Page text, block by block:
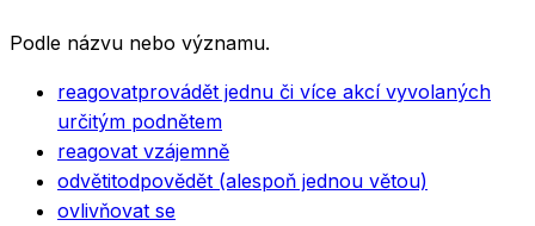
Podle názvu nebo významu.
reagovatprovádět jednu či více akcí vyvolaných
určitým podnětem
reagovat vzájemně
odvětitodpovědět (alespoň jednou větou)
ovlivňovat se